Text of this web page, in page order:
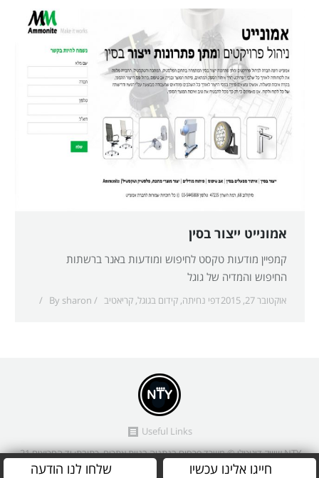
אמונייט ייצור בסין
קמפיין מודעות טקסט לחיפוש ומודעות באנר ברשתות
החיפוש והמדיה של גוגל
אוקטובר 27, 2015 דפי נחיתה, קידום בגוגל, קריאטיב By sharon
Useful Links
NTY שיווק דיגיטלי
© משרד פרסום בנתניה בניית אתרים. כתובת: יד החרוצים 21,
חייגו אלינו עכשיו שלחו לנו הודעה